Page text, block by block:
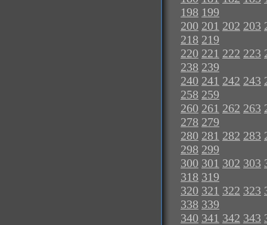
198 199
200 201 202 203
218 219
220 221 222 223
238 239
240 241 242 243
258 259
260 261 262 263
278 279
280 281 282 283
298 299
300 301 302 303
318 319
320 321 322 323
338 339
340 341 342 343